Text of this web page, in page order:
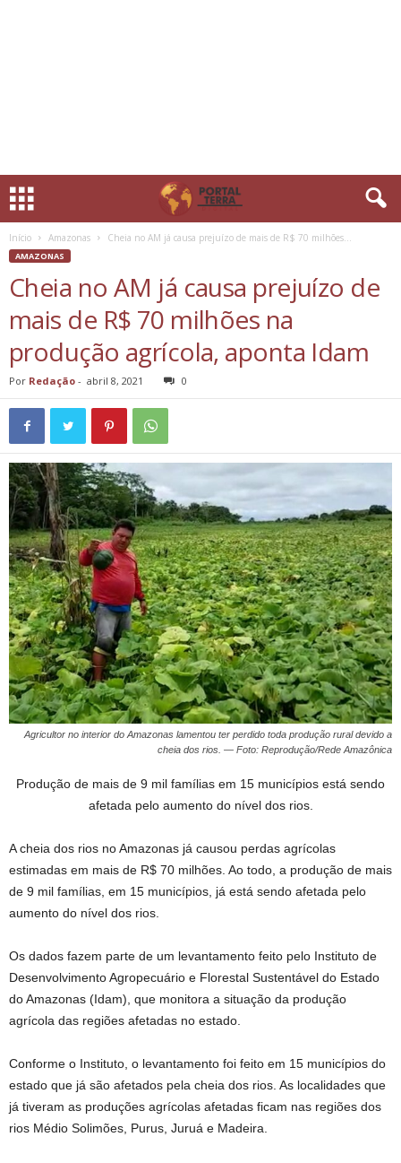
Início Amazonas Cheia no AM já causa prejuízo de mais de R$ 70 milhões...
AMAZONAS
Cheia no AM já causa prejuízo de
mais de R$ 70 milhões na
produção agrícola, aponta Idam
Por Redação - abril 8, 2021 0
Agricultor no interior do Amazonas lamentou ter perdido toda produção rural devido a
cheia dos rios. — Foto: Reprodução/Rede Amazônica
Produção de mais de 9 mil famílias em 15 municípios está sendo
afetada pelo aumento do nível dos rios.
A cheia dos rios no Amazonas já causou perdas agrícolas
estimadas em mais de R$ 70 milhões. Ao todo, a produção de mais
de 9 mil famílias, em 15 municípios, já está sendo afetada pelo
aumento do nível dos rios.
Os dados fazem parte de um levantamento feito pelo Instituto de
Desenvolvimento Agropecuário e Florestal Sustentável do Estado
do Amazonas (Idam), que monitora a situação da produção
agrícola das regiões afetadas no estado.
Conforme o Instituto, o levantamento foi feito em 15 municípios do
estado que já são afetados pela cheia dos rios. As localidades que
já tiveram as produções agrícolas afetadas ficam nas regiões dos
rios Médio Solimões, Purus, Juruá e Madeira.